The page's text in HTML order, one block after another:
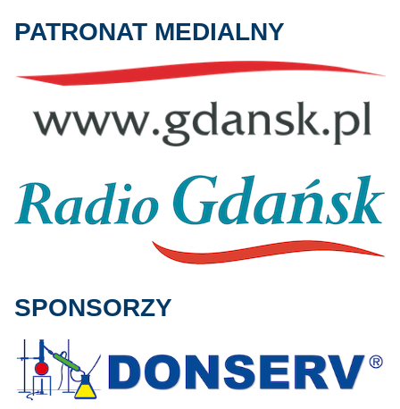
PATRONAT MEDIALNY
SPONSORZY